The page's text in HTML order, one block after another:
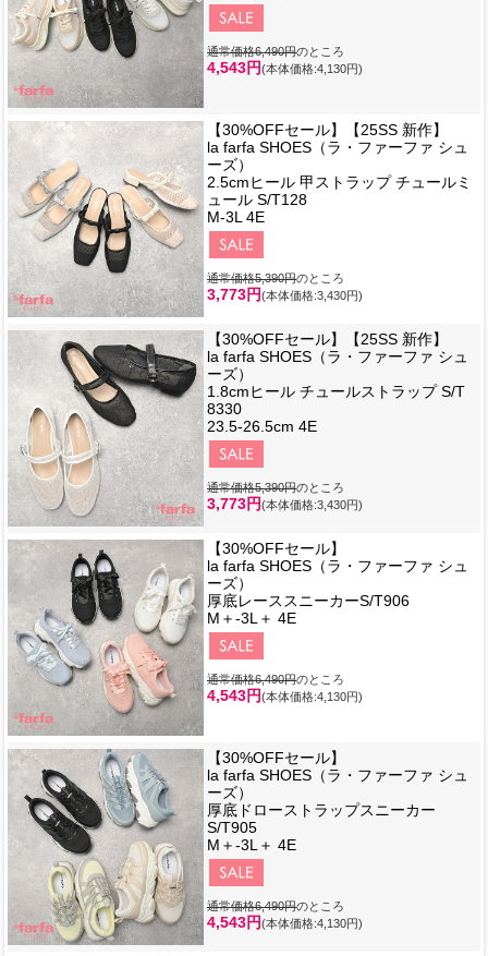
通常価格6,490円のところ
4,543円(本体価格:4,130円)
【30%OFFセール】【25SS 新作】
la farfa SHOES（ラ・ファーファ シュ
ーズ）
2.5cmヒール 甲ストラップ チュールミ
ュール S/T128
M-3L 4E
通常価格5,390円のところ
3,773円(本体価格:3,430円)
【30%OFFセール】【25SS 新作】
la farfa SHOES（ラ・ファーファ シュ
ーズ）
1.8cmヒール チュールストラップ S/T
8330
23.5-26.5cm 4E
通常価格5,390円のところ
3,773円(本体価格:3,430円)
【30%OFFセール】
la farfa SHOES（ラ・ファーファ シュ
ーズ）
厚底レーススニーカーS/T906
M＋-3L＋ 4E
通常価格6,490円のところ
4,543円(本体価格:4,130円)
【30%OFFセール】
la farfa SHOES（ラ・ファーファ シュ
ーズ）
厚底ドローストラップスニーカー
S/T905
M＋-3L＋ 4E
通常価格6,490円のところ
4,543円(本体価格:4,130円)